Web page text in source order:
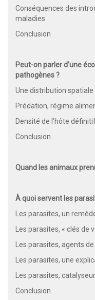
Conséquences des
maladies
Conclusion
Peut-on parler d’une
pathogènes ?
Une distribution
Prédation, régime
Densité de l’hôte
Conclusion
Quand les animaux
À quoi servent les
Les parasites, un
Les parasites, « clés de
Les parasites, agents
Les parasites, une
Les parasites,
Conclusion